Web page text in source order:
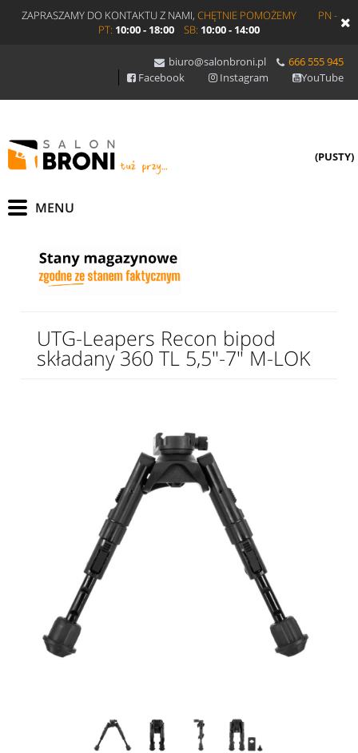
ZAPRASZAMY DO KONTAKTU Z NAMI, CHĘTNIE POMOŻEMY
PN -
PT: 10:00 - 18:00 SB: 10:00 - 14:00
biuro@salonbroni.pl
666 555 945
Facebook
Instagram YouTube
(PUSTY)
UTG-Leapers Recon bipod
składany 360 TL 5,5"-7" M-LOK